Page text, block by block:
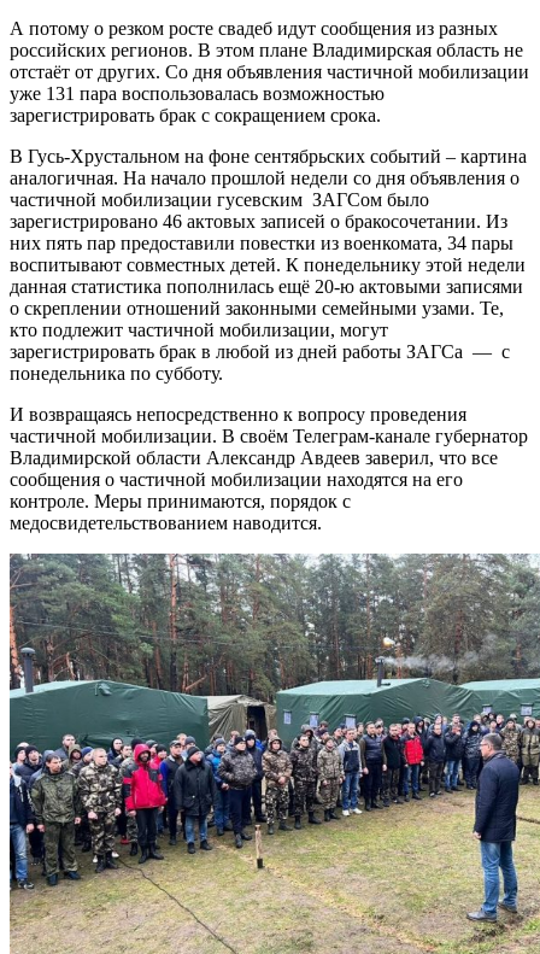
А потому о резком росте свадеб идут сообщения из разных
российских регионов. В этом плане Владимирская область не
отстаёт от других. Со дня объявления частичной мобилизации
уже 131 пара воспользовалась возможностью
зарегистрировать брак с сокращением срока.
В Гусь-Хрустальном на фоне сентябрьских событий – картина
аналогичная. На начало прошлой недели со дня объявления о
частичной мобилизации гусевским ЗАГСом было
зарегистрировано 46 актовых записей о бракосочетании. Из
них пять пар предоставили повестки из военкомата, 34 пары
воспитывают совместных детей. К понедельнику этой недели
данная статистика пополнилась ещё 20-ю актовыми записями
о скреплении отношений законными семейными узами. Те,
кто подлежит частичной мобилизации, могут
зарегистрировать брак в любой из дней работы ЗАГСа — с
понедельника по субботу.
И возвращаясь непосредственно к вопросу проведения
частичной мобилизации. В своём Телеграм-канале губернатор
Владимирской области Александр Авдеев заверил, что все
сообщения о частичной мобилизации находятся на его
контроле. Меры принимаются, порядок с
медосвидетельствованием наводится.